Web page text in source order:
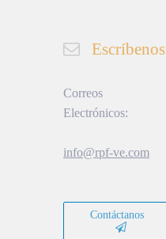
Escríbenos
Correos
Electrónicos:
info@rpf-ve.com
Contáctanos